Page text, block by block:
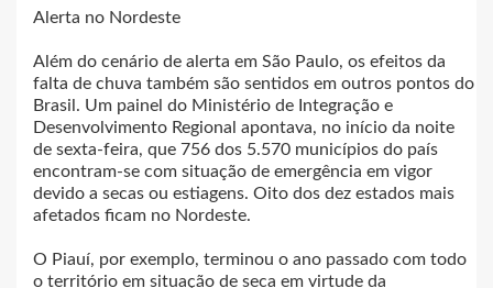
Alerta no Nordeste
Além do cenário de alerta em São Paulo, os efeitos da
falta de chuva também são sentidos em outros pontos do
Brasil. Um painel do Ministério de Integração e
Desenvolvimento Regional apontava, no início da noite
de sexta-feira, que 756 dos 5.570 municípios do país
encontram-se com situação de emergência em vigor
devido a secas ou estiagens. Oito dos dez estados mais
afetados ficam no Nordeste.
O Piauí, por exemplo, terminou o ano passado com todo
o território em situação de seca em virtude da